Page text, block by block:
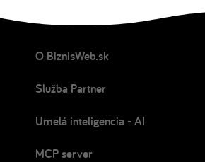
O BiznisWeb.sk
Služba Partner
Umelá inteligencia - AI
MCP server